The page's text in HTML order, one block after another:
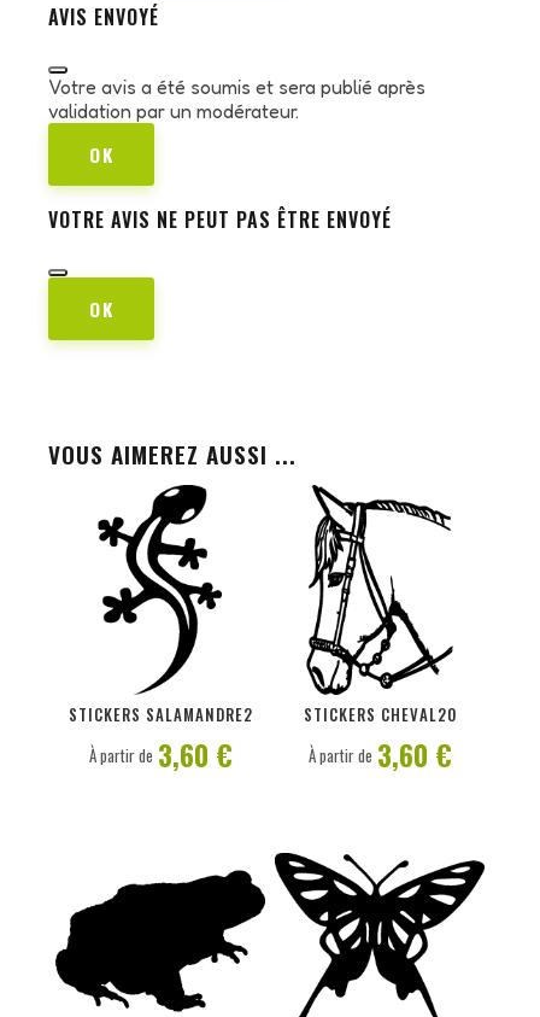
AVIS ENVOYÉ
Votre avis a été soumis et sera publié après
validation par un modérateur.
OK
VOTRE AVIS NE PEUT PAS ÊTRE ENVOYÉ
OK
VOUS AIMEREZ AUSSI ...
STICKERS SALAMANDRE2
PERSONNALISER
À partir de 3,60 €
STICKERS CHEVAL20
PERSONNALISER
À partir de 3,60 €